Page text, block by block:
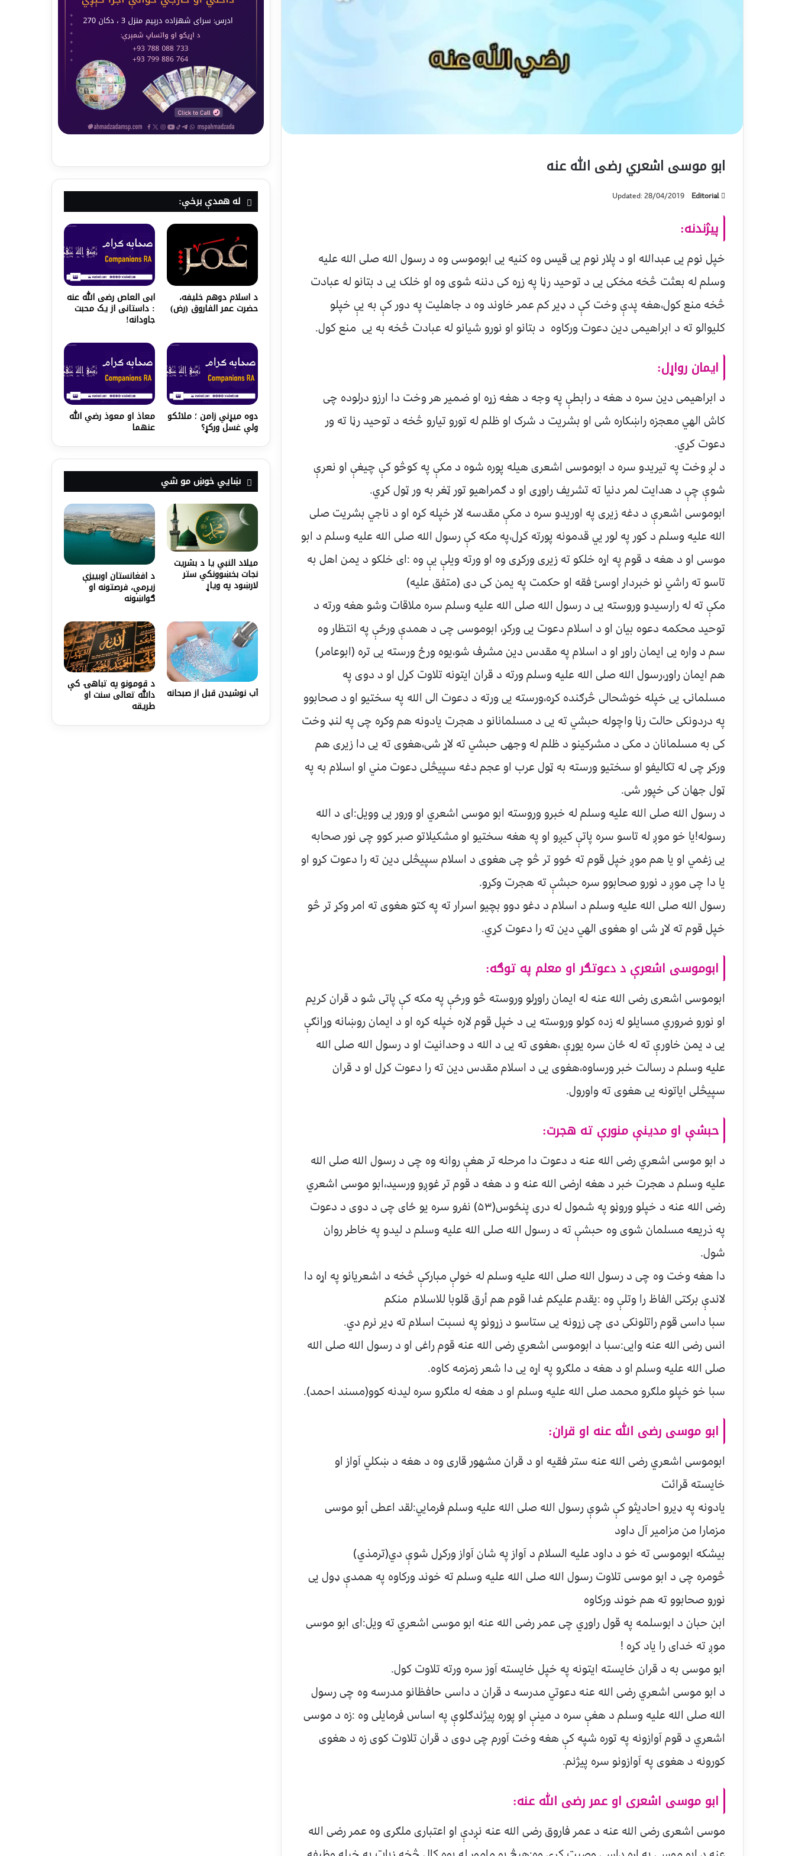
ابو موسی اشعري رضی الله عنه‎
Editorial
Updated: 28/04/2019
پیژندنه:
خپل نوم یی عبدالله او د پلار نوم یی قیس وه کنیه یی ابوموسی وه د رسول الله صلی الله علیه
وسلم له بعثت څخه مخکی یی د توحید رڼا په زړه کی دننه شوی وه او خلک یی د بتانو له عبادت
څخه منع کول٬هغه پدې وخت کې د ډیر کم عمر خاوند وه د جاهلیت په دور کې به یې خپلو
کلیوالو ته د ابراهیمی دین دعوت ورکاوه د بتانو او نورو شیانو له عبادت څخه به یی منع کول.
ایمان رواړل:
د ابراهیمی دین سره د هغه د رابطې په وجه د هغه زړه او ضمیر هر وخت دا ارزو درلوده چی
کاش الهي معجزه راښکاره شی او بشریت د شرک او ظلم له تورو تیارو څخه د توحید رڼا ته ور
دعوت کړي.
د لږ وخت په تیریدو سره د ابوموسی اشعری هیله پوره شوه د مکې په کوڅو کې چیغې او نعرې
شوې چې د هدایت لمر دنیا ته تشریف راوړی او د ګمراهیو تور ټغر به ور ټول کړي.
ابوموسی اشعرې د دغه زیری په اوریدو سره د مکې مقدسه لار خپله کړه او د ناجي بشریت صلی
الله علیه وسلم د کور په لور یي قدمونه پورته کړل٬په مکه کې رسول الله صلی الله علیه وسلم د ابو
موسی او د هغه د قوم په اړه خلکو ته زیری ورکړی وه او ورته ویلې یې وه :ای خلکو د یمن اهل به
تاسو ته راشي نو خبردار اوسئ فقه او حکمت په یمن کی دی (متفق علیه)
مکې ته له رارسیدو وروسته یی د رسول الله صلی الله علیه وسلم سره ملاقات وشو هغه ورته د
توحید محکمه دعوه بیان او د اسلام دعوت یی ورکړ٬ ابوموسی چی د همدې ورځې په انتظار وه
سم د واره یی ایمان راوړ او د اسلام په مقدس دین مشرف شو٬یوه ورځ ورسته یی تره (ابوعامر)
هم ایمان راوړ٬رسول الله صلی الله علیه وسلم ورته د قران ایتونه تلاوت کړل او د دوی په
مسلمانۍ یی خپله خوشحالی څرګنده کړه٬ورسته یی ورته د دعوت الی الله په سختیو او د صحابوو
په دردونکی حالت رڼا واچوله حبشي ته یی د مسلمانانو د هجرت یادونه هم وکړه چی په لنډ وخت
کی به مسلمانان د مکی د مشرکینو د ظلم له وجهی حبشي ته لاړ شی٬هغوی ته یی دا زیری هم
ورکړ چی له تکالیفو او سختیو ورسته به ټول عرب او عجم دغه سپیڅلی دعوت مني او اسلام به په
ټول جهان کی خپور شی.
د رسول الله صلی الله علیه وسلم له خبرو وروسته ابو موسی اشعري او ورور یی وویل:ای د الله
رسوله!یا خو موږ له تاسو سره پاتې کیږو او په هغه سختیو او مشکیلاتو صبر کوو چی نور صحابه
یی زغمي او یا هم موږ خپل قوم ته ځوو تر څو چی هغوی د اسلام سپیڅلی دین ته را دعوت کړو او
یا دا چی موږ د نورو صحابوو سره حبشې ته هجرت وکړو.
رسول الله صلی الله علیه وسلم د اسلام د دغو دوو بچیو اسرار ته په کتو هغوی ته امر وکړ تر څو
خپل قوم ته لاړ شی او هغوی الهي دین ته را دعوت کړي.
ابوموسی اشعرې د دعوتګر او معلم په توګه:
ابوموسی اشعری رضی الله عنه له ایمان راوړلو وروسته څو ورځې په مکه کې پاتی شو د قران کریم
او نورو ضروري مسايلو له زده کولو وروسته یی د خپل قوم لاره خپله کړه او د ایمان روښانه وړانګې
یی د یمن خاورې ته له ځان سره یوړې ٬هغوی ته یی د الله د وحدانیت او د رسول الله صلی الله
علیه وسلم د رسالت خبر ورساوه٬هغوی یی د اسلام مقدس دین ته را دعوت کړل او د قران
سپیڅلی ایاتونه یی هغوی ته واورول.
حبشې او مدینې منورې ته هجرت:
د ابو موسی اشعري رضی الله عنه د دعوت دا مرحله تر هغې روانه وه چی د رسول الله صلی الله
علیه وسلم د هجرت خبر د هغه ارضی الله عنه و د هغه د قوم تر غوږو ورسید٬ابو موسی اشعري
رضی الله عنه د خپلو وروڼو په شمول له دری پنځوس(۵۳) نفرو سره یو ځای چی د دوی د دعوت
په ذریعه مسلمان شوی وه حبشې ته د رسول الله صلی الله علیه وسلم د لیدو په خاطر روان
شول.
دا هغه وخت وه چی د رسول الله صلی الله علیه وسلم له خولې مبارکې څخه د اشعریانو په اړه دا
لاندې برکتی الفاظ را وتلې وه :یقدم علیکم غدا قوم هم أرق قلوبا للاسلام منکم
سبا داسی قوم راتلونکی دی چی زړونه یی ستاسو د زړونو په نسبت اسلام ته ډیر نرم دي.
انس رضی الله عنه وایی:سبا د ابوموسی اشعري رضی الله عنه قوم راغی او د رسول الله صلی الله
صلی الله علیه وسلم او د هغه د ملګرو په اړه یی دا شعر زمزمه کاوه.
سبا خو خپلو ملګرو محمد صلی الله علیه وسلم او د هغه له ملګرو سره لیدنه کوو(مسند احمد).
ابو موسی رضی الله عنه او قران:
ابوموسی اشعري رضی الله عنه ستر فقیه او د قران مشهور قاری وه د هغه د ښکلي آواز او
خایسته قرائت
یادونه په ډیرو احادیثو کې شوې رسول الله صلی الله علیه وسلم فرمایي:لقد اعطی أبو موسى
مزمارا من مزامیر آل داود
بیشکه ابوموسی ته خو د داود علیه السلام د آواز په شان آواز ورکړل شوې دي(ترمذي)
څومره چی د ابو موسی تلاوت رسول الله صلی الله علیه وسلم ته خوند ورکاوه په همدې ډول یی
نورو صحابوو ته هم خوند ورکاوه
ابن حبان د ابوسلمه په قول راوړي چی عمر رضی الله عنه ابو موسی اشعري ته ویل:ای ابو موسی
موږ ته خدای را یاد کړه !
ابو موسی به د قران خایسته ایتونه په خپل خایسته آوز سره ورته تلاوت کول.
د ابو موسی اشعري رضی الله عنه دعوتي مدرسه د قران د داسی حافظانو مدرسه وه چی رسول
الله صلی الله علیه وسلم د هغې سره د مینې او پوره پیژندګلوې په اساس فرمایلی وه :زه د موسی
اشعري د قوم آوازونه په توره شپه کې هغه وخت آورم چی دوی د قران تلاوت کوی زه د هغوی
کورونه د هغوی په آوازونو سره پیژنم.
ابو موسی اشعری او عمر رضی الله عنه:
موسی اشعری رضی الله عنه د عمر فاروق رضی الله عنه نږدې او اعتباری ملګری وه عمر رضی الله
له همدې برخې:
د اسلام دوهم خلیفه،
حضرت عمر الفاروق (رض)
ابی العاص رضی الله عنه
: داستانی از یک محبت
جاودانه!
دوه میړني زامن ؛ ملائکو
ولې غسل ورکړ؟
معاذ او معوذ رضي الله
عنهما
ښايي خوښ مو شي
میلاد النبي یا د بشریت
نجات بخښوونکي ستر
لارښود په ویاړ
د افغانستان اوبییزې
زیرمې، فرصتونه او
ګواښونه
آب نوشیدن قبل از صبحانه
د قومونو په تباهۍ کې
دالله تعالى سنت او
طريقه